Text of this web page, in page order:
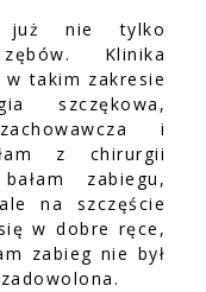
już nie tylko
Klinika
takim zakresie
szczękowa,
i
z chirurgii
zabiegu,
na szczęście
w dobre ręce,
zabieg nie był